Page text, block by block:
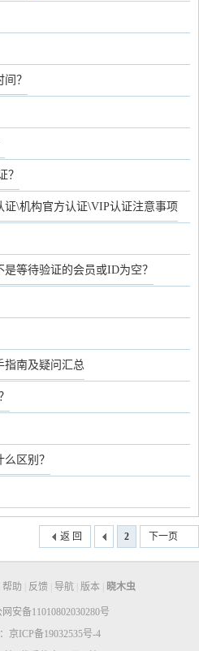
？
？
证\机构官方认证\VIP认证注意事项
等待验证的会员或ID为空？
指南及疑问汇总
区别？
2 下一页
返 回
帮助 反馈 导航 版本 晓木虫
安备11010802030280号
京ICP备19032535号-4